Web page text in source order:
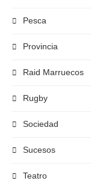
Pesca
Provincia
Raid Marruecos
Rugby
Sociedad
Sucesos
Teatro